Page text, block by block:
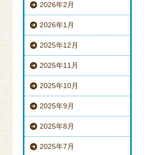
2026年2月
2026年1月
2025年12月
2025年11月
2025年10月
2025年9月
2025年8月
2025年7月